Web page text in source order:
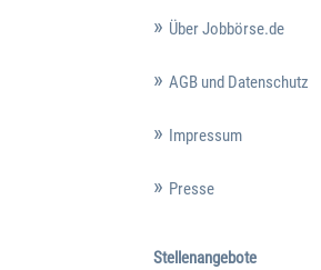
Über Jobbörse.de
AGB und Datenschutz
Impressum
Presse
Stellenangebote